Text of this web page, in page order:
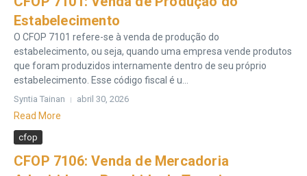
Estabelecimento
O CFOP 7101 refere-se à venda de produção do
estabelecimento, ou seja, quando uma empresa vende produtos
que foram produzidos internamente dentro de seu próprio
estabelecimento. Esse código fiscal é u...
Syntia Tainan abril 30, 2026
Read More
cfop
CFOP 7106: Venda de Mercadoria